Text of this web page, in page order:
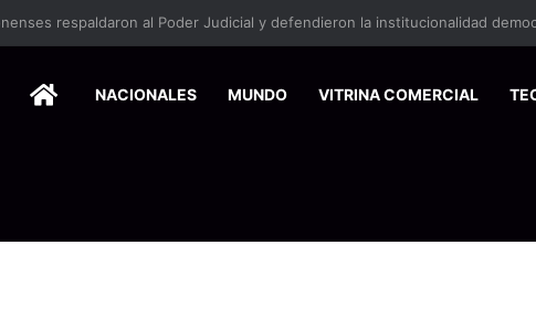
HOMENACIONALES MUNDO VITRINA COMERCIAL